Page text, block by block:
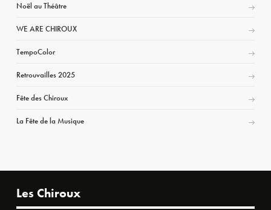
Noël au Théâtre
WE ARE CHIROUX
TempoColor
Retrouvailles 2025
Fête des Chiroux
La Fête de la Musique
Les Chiroux